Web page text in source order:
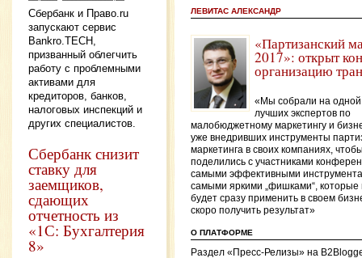
Сбербанк и Право.ru
запускают сервис
Bankro.TECH,
призванный облегчить
работу с проблемными
активами для
кредиторов, банков,
налоговых инспекций и
других специалистов.
Сбербанк снизит
ставку для
заемщиков,
сдающих
отчетность из
«1С: Бухгалтерия
8»
ЛЕВИТАС АЛЕКСАНДР
«Партизанский
2017»: открыт
организацию
«Мы собрали на одной
лучших экспертов по
малобюджетному маркетингу и
уже внедривших инструменты
маркетинга в своих компаниях,
поделились с участниками
самыми эффективными
самыми яркими „фишками“, которые
будет сразу применить в своем
скоро получить результат»
О ПЛАТФОРМЕ
Раздел «Пресс-Релизы» на